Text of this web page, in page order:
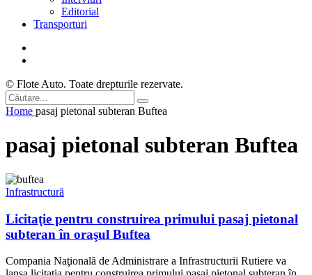
Editorial
Transporturi
© Flote Auto. Toate drepturile rezervate.
Home pasaj pietonal subteran Buftea
pasaj pietonal subteran Buftea
Infrastructură
Licitaţie pentru construirea primului pasaj pietonal
subteran în oraşul Buftea
Compania Naţională de Administrare a Infrastructurii Rutiere va